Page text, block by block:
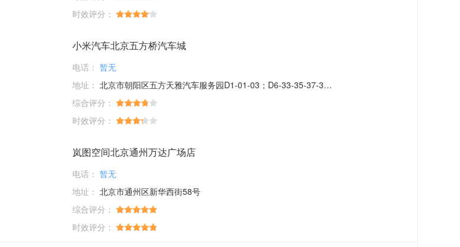
时效评分：
小米汽车北京五方桥汽车城
电话： 暂无
地址： 北京市朝阳区五方天雅汽车服务园D1-01-03；D6-33-35-37-39-41-43-45-47-49-51；D7-42-46-48-50-52-56-58-60-62-66
综合评分：
时效评分：
岚图空间北京通州万达广场店
电话： 暂无
地址： 北京市通州区新华西街58号
综合评分：
时效评分：